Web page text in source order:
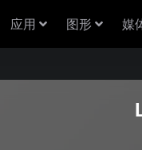
应用 图形 媒